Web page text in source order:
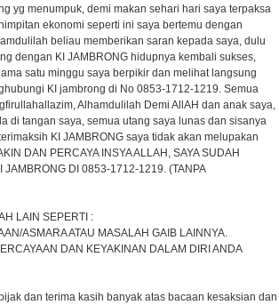
yg menumpuk, demi makan sehari hari saya terpaksa
ekonomi seperti ini saya bertemu dengan
beliau memberikan saran kepada saya, dulu
dengan KI JAMBRONG hidupnya kembali sukses,
satu minggu saya berpikir dan melihat langsung
KI jambrong di No 0853-1712-1219. Semua
Alhamdulilah Demi AllAH dan anak saya,
di tangan saya, semua utang saya lunas dan sisanya
KI JAMBRONG saya tidak akan melupakan
DAN PERCAYA INSYA ALLAH, SAYA SUDAH
JAMBRONG DI 0853-1712-1219. (TANPA
LAIN SEPERTI :
ASMARA ATAU MASALAH GAIB LAINNYA.
DAN KEYAKINAN DALAM DIRI ANDA
dan terima kasih banyak atas bacaan kesaksian dan